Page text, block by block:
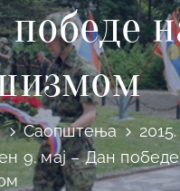
Саопштења
2015.
9. мај – Дан